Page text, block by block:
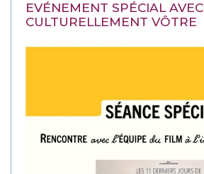
EVÉNEMENT SPÉCIAL AVEC
CULTURELLEMENT VÔTRE